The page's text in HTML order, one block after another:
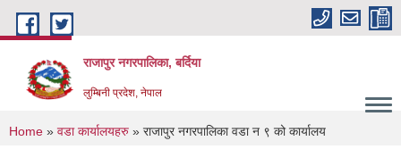
Skip to main content
राजापुर नगरपालिका, बर्दिया
लुम्बिनी प्रदेश, नेपाल
You are here
Home » वडा कार्यालयहरु » राजापुर नगरपालिका वडा न ९ को कार्यालय